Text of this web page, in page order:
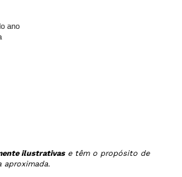
ano
ilustrativase têm o propósito de
aproximada.